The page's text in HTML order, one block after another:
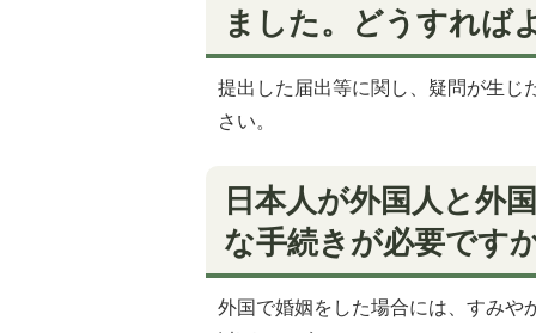
ました。どうすれば
提出した届出等に関し、疑問が生
さい。
日本人が外国人と外
な手続きが必要です
外国で婚姻をした場合には、すみや